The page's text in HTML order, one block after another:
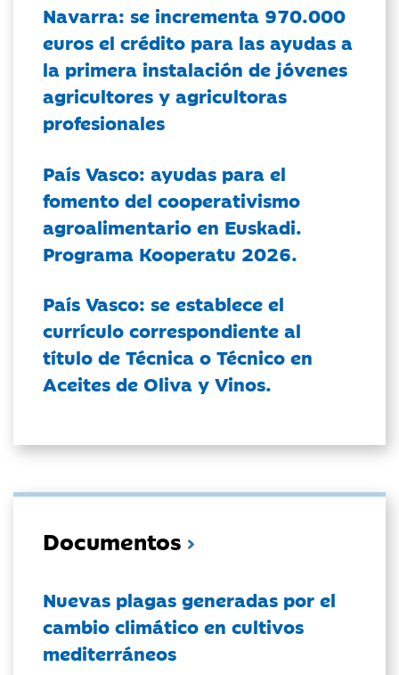
Navarra: se incrementa 970.000
euros el crédito para las ayudas a
la primera instalación de jóvenes
agricultores y agricultoras
profesionales
País Vasco: ayudas para el
fomento del cooperativismo
agroalimentario en Euskadi.
Programa Kooperatu 2026.
País Vasco: se establece el
currículo correspondiente al
título de Técnica o Técnico en
Aceites de Oliva y Vinos.
Documentos
Nuevas plagas generadas por el
cambio climático en cultivos
mediterráneos